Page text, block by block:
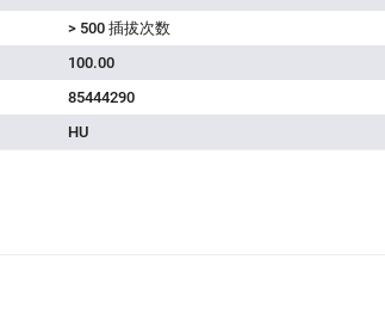
> 500 插拔次数
100.00
85444290
HU